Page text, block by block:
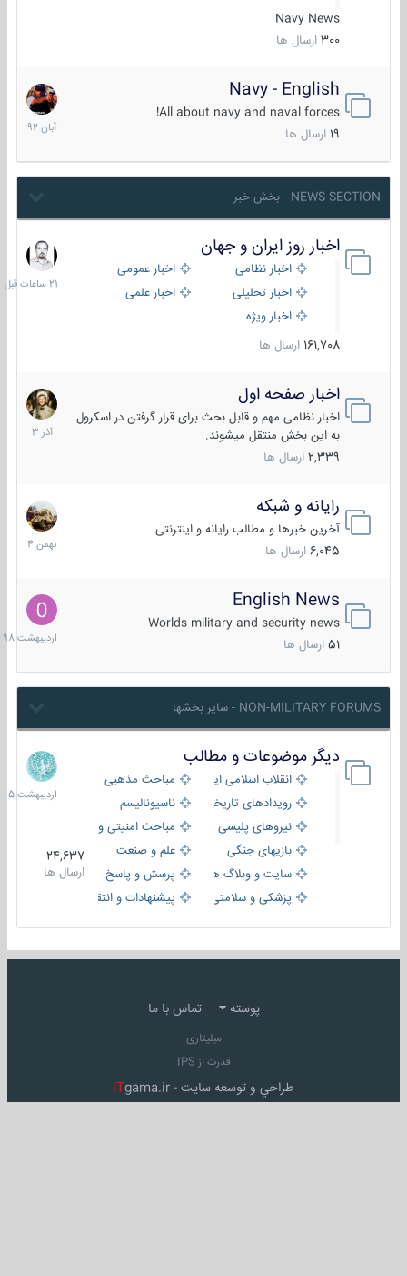
Navy News
300 ارسال ها
Navy - English
All about navy and naval forces!
ارسال ها
22
آبان
1392
NEWS SECTION - بخش خبر
اخبار روز ایران و جهان
اخبار نظامی
اخبار عمومی
اخبار تحلیلی
اخبار علمی
اخبار ویژه
161,708 ارسال ها
21
ساعات
قبل
اخبار صفحه اول
اخبار نظامی مهم و قابل بحث برای قرار گرفتن در اسکرول
به این بخش منتقل میشوند.
2,339 ارسال ها
7
آذر
1403
رایانه و شبکه
آخرین خبرها و مطالب رایانه و اینترنتی
6,045 ارسال ها
30
بهمن
1404
English News
Worlds military and security news
51 ارسال ها
10
1398
NON-MILITARY FORUMS - سایر بخشها
دیگر موضوعات و مطالب
انقلاب اسلامی ایران
مباحث مذهبی
رویدادهای تاریخی و مذهبیناسیونالیسم
نیروهای پلیسی
مباحث امنیتی و اطلاعاتی
بازیهای جنگی
علم و صنعت
سایت و وبلاگ ها
پرسش و پاسخ
پزشکی و سلامتی
پیشنهادات و انتقادات
24,637
ارسال ها
8
1405
پوسته تماس با ما
میلیتاری
قدرت از IPS
طراحي و توسعه سايت - iTgama.ir